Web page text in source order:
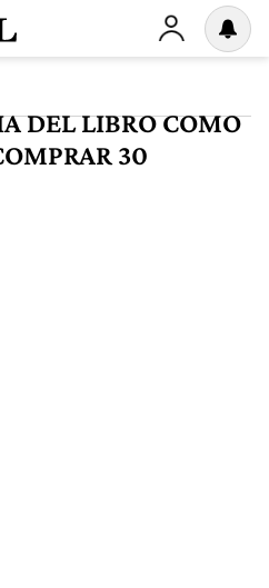
DEL LIBRO COMO
30